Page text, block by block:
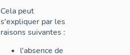
Cela peut
s'expliquer par les
raisons suivantes :
l'absence de